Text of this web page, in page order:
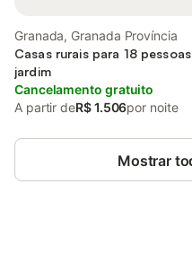
Granada, Granada Província
Casas rurais para 18
jardim
Cancelamento gratuito
A partir deR$ 1.506por noite
Mostrar